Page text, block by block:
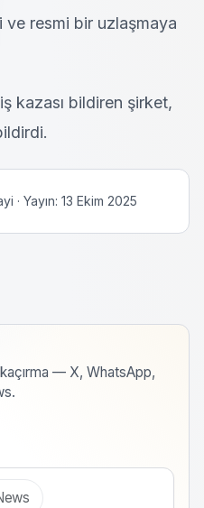
resmi bir uzlaşmaya
kazası bildiren şirket,
· Yayın: 13 Ekim 2025
— X, WhatsApp,